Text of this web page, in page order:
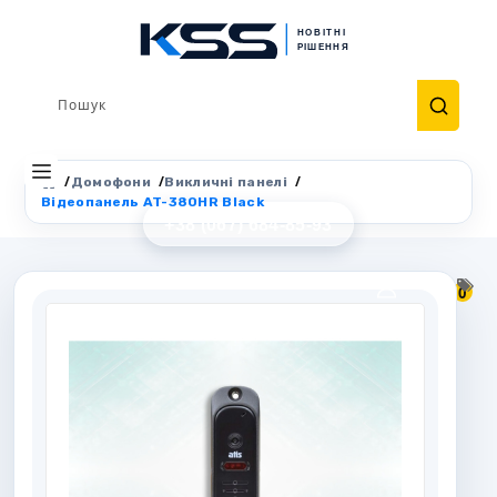
+38 (067) 684-85-93
0
Домофони
Викличні панелі
Відеопанель AT-380HR Black